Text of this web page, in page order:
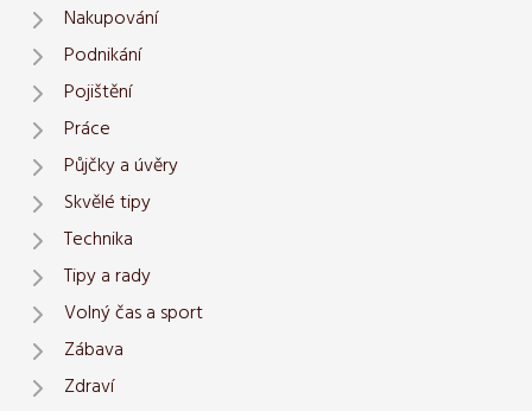
Nakupování
Podnikání
Pojištění
Práce
Půjčky a úvěry
Skvělé tipy
Technika
Tipy a rady
Volný čas a sport
Zábava
Zdraví